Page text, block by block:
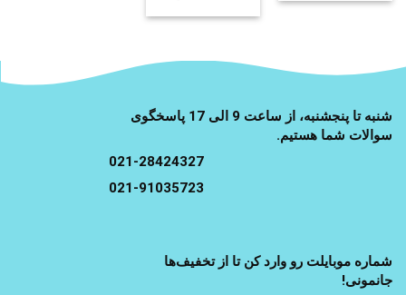
شنبه تا پنجشنبه، از ساعت 9 الی 17 پاسخگوی
سوالات شما هستیم.
021-28424327
021-91035723
شماره موبایلت رو وارد کن تا از تخفیف‌ها
جانمونی!